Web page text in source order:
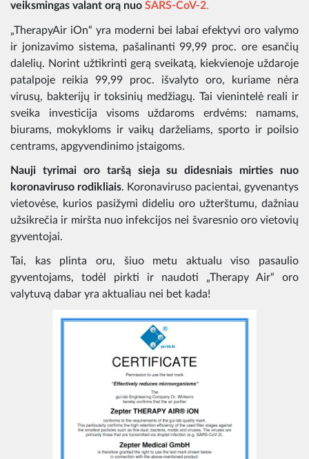
veiksmingas valant orą nuo SARS-CoV-2.
„TherapyAir iOn“ yra moderni bei labai efektyvi oro valymo
ir jonizavimo sistema, pašalinanti 99,99 proc. ore esančių
dalelių. Norint užtikrinti gerą sveikatą, kiekvienoje uždaroje
patalpoje reikia 99,99 proc. išvalyto oro, kuriame nėra
virusų, bakterijų ir toksinių medžiagų. Tai vienintelė reali ir
sveika investicija visoms uždaroms erdvėms: namams,
biurams, mokykloms ir vaikų darželiams, sporto ir poilsio
centrams, apgyvendinimo įstaigoms.
Nauji tyrimai oro taršą sieja su didesniais mirties nuo
koronaviruso rodikliais. Koronaviruso pacientai, gyvenantys
vietovėse, kurios pasižymi dideliu oro užterštumu, dažniau
užsikrečia ir miršta nuo infekcijos nei švaresnio oro vietovių
gyventojai.
Tai, kas plinta oru, šiuo metu aktualu viso pasaulio
gyventojams, todėl pirkti ir naudoti „Therapy Air“ oro
valytuvą dabar yra aktualiau nei bet kada!